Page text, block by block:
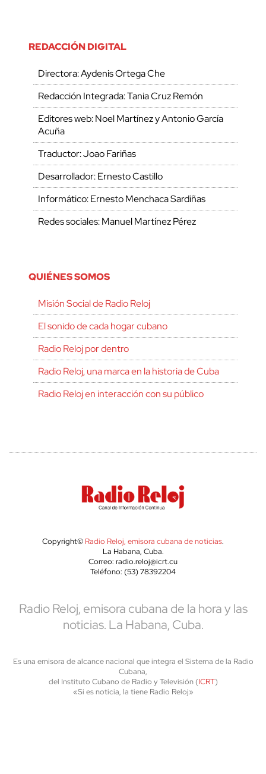
REDACCIÓN DIGITAL
Directora: Aydenis Ortega Che
Redacción Integrada: Tania Cruz Remón
Editores web: Noel Martínez y Antonio García
Acuña
Traductor: Joao Fariñas
Desarrollador: Ernesto Castillo
Informático: Ernesto Menchaca Sardiñas
Redes sociales: Manuel Martínez Pérez
QUIÉNES SOMOS
Misión Social de Radio Reloj
El sonido de cada hogar cubano
Radio Reloj por dentro
Radio Reloj, una marca en la historia de Cuba
Radio Reloj en interacción con su público
Copyright© Radio Reloj, emisora cubana de noticias.
La Habana, Cuba.
Correo: radio.reloj@icrt.cu
Teléfono: (53) 78392204
Radio Reloj, emisora cubana de la hora y las
noticias. La Habana, Cuba.
Es una emisora de alcance nacional que integra el Sistema de la Radio
Cubana,
del Instituto Cubano de Radio y Televisión (ICRT)
«Si es noticia, la tiene Radio Reloj»